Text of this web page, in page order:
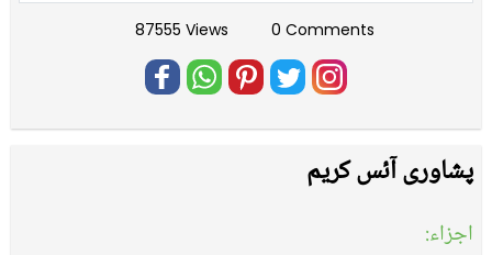
87555 Views 0 Comments
پشاوری آئس کریم
اجزاء: